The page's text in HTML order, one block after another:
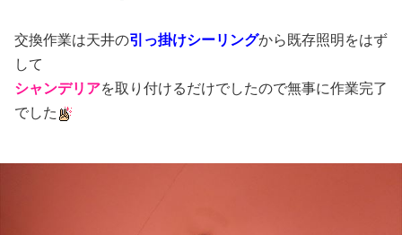
交換作業は天井の引っ掛けシーリングから既存照明をはず
して
シャンデリアを取り付けるだけでしたので無事に作業完了
でした